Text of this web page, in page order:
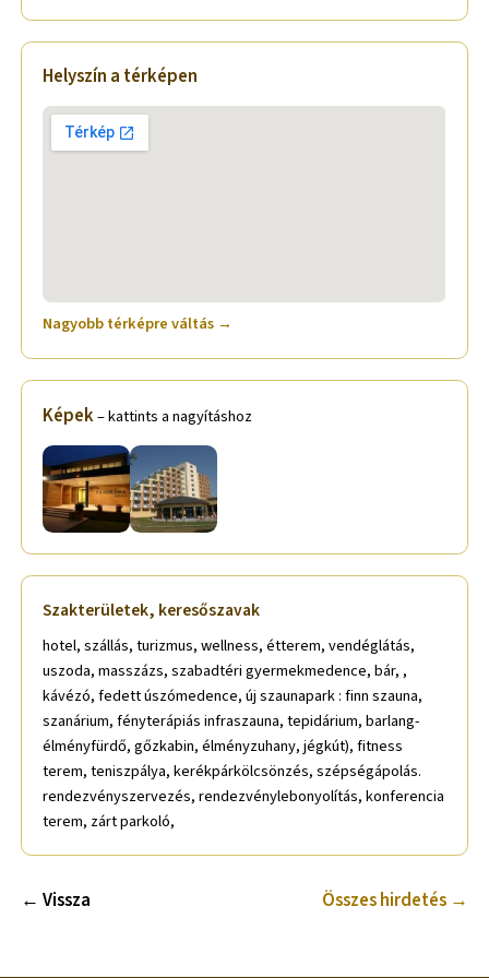
Helyszín a térképen
Nagyobb térképre váltás →
Képek– kattints a nagyításhoz
Szakterületek, keresőszavak
hotel, szállás, turizmus, wellness, étterem, vendéglátás,
uszoda, masszázs, szabadtéri gyermekmedence, bár, ,
kávézó, fedett úszómedence, új szaunapark : finn szauna,
szanárium, fényterápiás infraszauna, tepidárium, barlang-
élményfürdő, gőzkabin, élményzuhany, jégkút), fitness
terem, teniszpálya, kerékpárkölcsönzés, szépségápolás.
rendezvényszervezés, rendezvénylebonyolítás, konferencia
terem, zárt parkoló,
← Vissza Összes hirdetés →